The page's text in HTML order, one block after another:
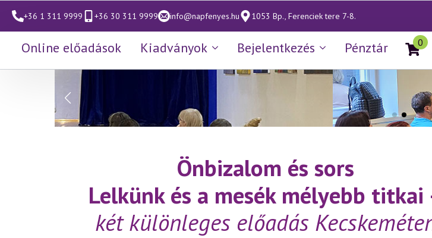
+36 1 311 9999 +36 30 311 9999 info@napfenyes.hu 1053 Bp., Ferenciek tere 7-8.
Online előadások Kiadványok Bejelentkezés Pénztár 0
Önbizalom és sors
Lelkünk és a mesék mélyebb titkai
két különleges előadás